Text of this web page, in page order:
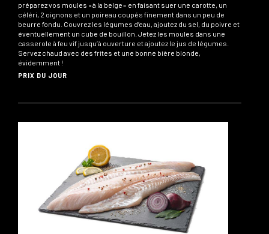
préparez vos moules «à la belge» en faisant suer une carotte, un
céléri, 2 oignons et un poireau coupés finement dans un peu de
beurre fondu. Couvrez les légumes d’eau, ajoutez du sel, du poivre et
éventuellement un cube de bouillon. Jetez les moules dans une
casserole à feu vif jusqu’à ouverture et ajoutez le jus de légumes.
Servez chaud avec des frites et une bonne bière blonde,
évidemment !
PRIX DU JOUR